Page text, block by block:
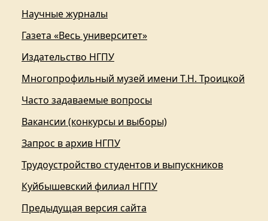
Научные журналы
Газета «Весь университет»
Издательство НГПУ
Многопрофильный музей имени Т.Н. Троицкой
Часто задаваемые вопросы
Вакансии (конкурсы и выборы)
Запрос в архив НГПУ
Трудоустройство студентов и выпускников
Куйбышевский филиал НГПУ
Предыдущая версия сайта